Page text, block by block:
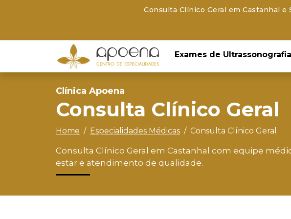
Consulta Clínico Geral em Castanhal e
Exames de Ultrassonografia
Clínica Apoena
Consulta Clínico Geral
Home Especialidades Médicas Consulta Clínico Geral
Consulta Clínico Geral em Castanhal com equipe
estar e atendimento de qualidade.